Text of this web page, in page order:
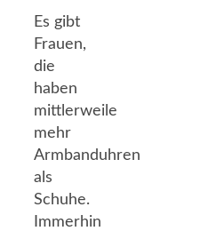
Es gibt
Frauen,
die
haben
mittlerweile
mehr
Armbanduhren
als
Schuhe.
Immerhin